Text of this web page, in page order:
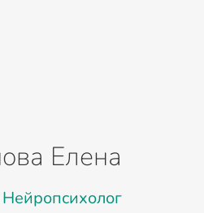
Елена
Нейропсихолог